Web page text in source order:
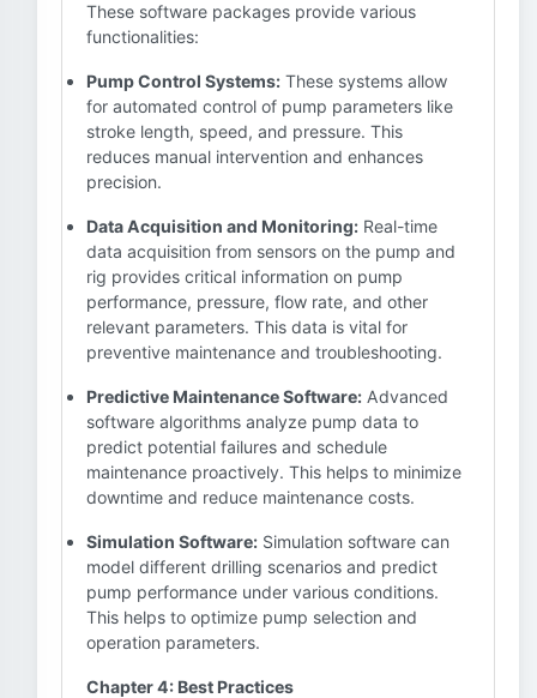
These software packages provide various
functionalities:
Pump Control Systems: These systems allow
for automated control of pump parameters like
stroke length, speed, and pressure. This
reduces manual intervention and enhances
precision.
Data Acquisition and Monitoring: Real-time
data acquisition from sensors on the pump and
rig provides critical information on pump
performance, pressure, flow rate, and other
relevant parameters. This data is vital for
preventive maintenance and troubleshooting.
Predictive Maintenance Software: Advanced
software algorithms analyze pump data to
predict potential failures and schedule
maintenance proactively. This helps to minimize
downtime and reduce maintenance costs.
Simulation Software: Simulation software can
model different drilling scenarios and predict
pump performance under various conditions.
This helps to optimize pump selection and
operation parameters.
Chapter 4: Best Practices